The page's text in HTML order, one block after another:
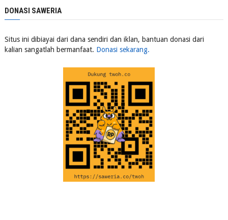
DONASI SAWERIA
Situs ini dibiayai dari dana sendiri dan iklan, bantuan donasi dari
kalian sangatlah bermanfaat. Donasi sekarang.